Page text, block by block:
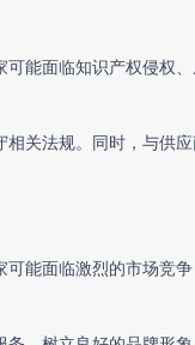
能面临知识产权侵权、
关法规。同时，与供
能面临激烈的市场竞争